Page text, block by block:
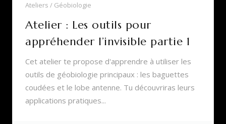
Ateliers Géobiologie
Atelier : Les outils pour
appréhender l’invisible partie 1
Cet atelier te propose d'apprendre à utiliser les
outils de géobiologie principaux : les baguettes
coudées et le lobe antenne. Tu découvriras leurs
applications pratiques...